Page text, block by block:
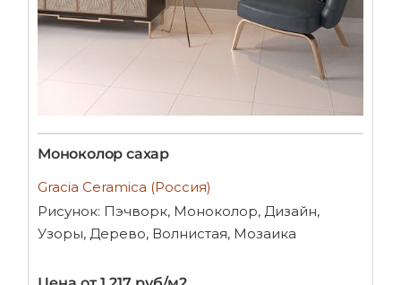
Моноколор сахар
Gracia Ceramica (Россия)
Рисунок: Пэчворк, Моноколор, Дизайн,
Узоры, Дерево, Волнистая, Мозаика